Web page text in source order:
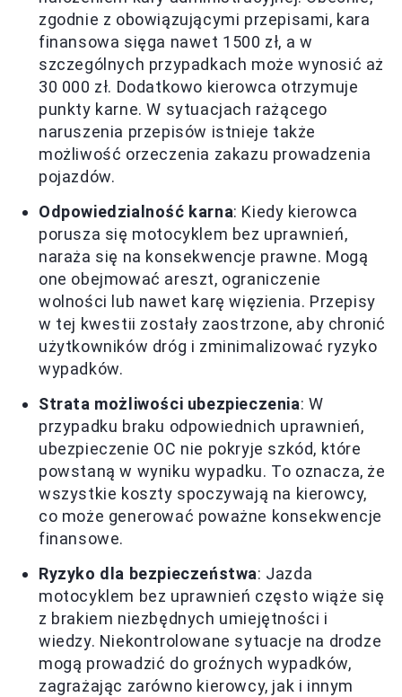
zgodnie z obowiązującymi przepisami, kara
finansowa sięga nawet 1500 zł, a w
szczególnych przypadkach może wynosić aż
30 000 zł. Dodatkowo kierowca otrzymuje
punkty karne. W sytuacjach rażącego
naruszenia przepisów istnieje także
możliwość orzeczenia zakazu prowadzenia
pojazdów.
Odpowiedzialność karna: Kiedy kierowca
porusza się motocyklem bez uprawnień,
naraża się na konsekwencje prawne. Mogą
one obejmować areszt, ograniczenie
wolności lub nawet karę więzienia. Przepisy
w tej kwestii zostały zaostrzone, aby chronić
użytkowników dróg i zminimalizować ryzyko
wypadków.
Strata możliwości ubezpieczenia: W
przypadku braku odpowiednich uprawnień,
ubezpieczenie OC nie pokryje szkód, które
powstaną w wyniku wypadku. To oznacza, że
wszystkie koszty spoczywają na kierowcy,
co może generować poważne konsekwencje
finansowe.
Ryzyko dla bezpieczeństwa: Jazda
motocyklem bez uprawnień często wiąże się
z brakiem niezbędnych umiejętności i
wiedzy. Niekontrolowane sytuacje na drodze
mogą prowadzić do groźnych wypadków,
zagrażając zarówno kierowcy, jak i innym